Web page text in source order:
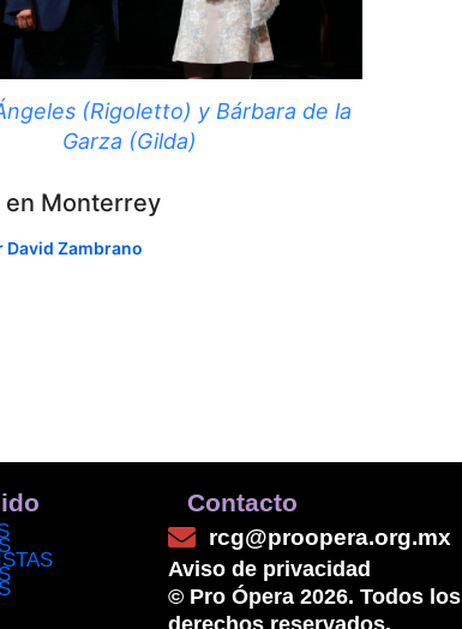
(Rigoletto) y Bárbara de la
Garza (Gilda)
en Monterrey
David Zambrano
Contacto
rcg@proopera.org.mx
Aviso de privacidad
© Pro Ópera 2026. Todos los
derechos reservados.